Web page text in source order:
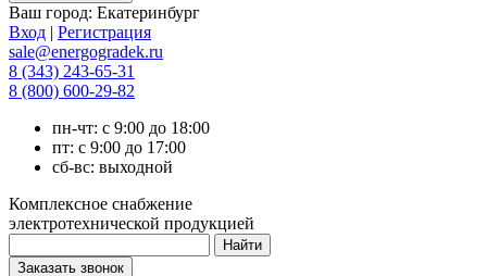
Ваш город: Екатеринбург
Вход | Регистрация
sale@energogradek.ru
8 (343) 243-65-31
8 (800) 600-29-82
пн-чт: с 9:00 до 18:00
пт: с 9:00 до 17:00
сб-вс: выходной
Комплексное снабжение
электротехнической продукцией